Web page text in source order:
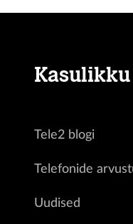
Kasulikku
Tele2 blogi
Telefonide
Uudised